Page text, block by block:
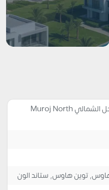
قرية مروج الساحل الشمالي Muroj North
,توين هاوس, ستاند الون